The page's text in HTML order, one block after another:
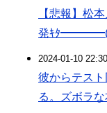
【悲報】松
発ｷﾀ
2024-01-10
彼からテス
る。ズボラ